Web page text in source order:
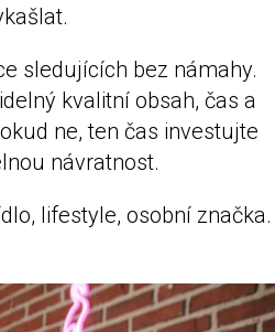
sledujících bez námahy.
kvalitní obsah, čas a
ne, ten čas investujte
návratnost.
lifestyle, osobní značka.